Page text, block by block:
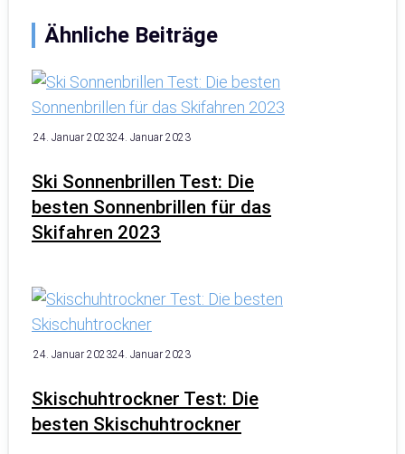
Ähnliche Beiträge
Ski Sonnenbrillen Test: Die
besten Sonnenbrillen für das
Skifahren 2023
24. Januar 202324. Januar 2023
Skischuhtrockner Test: Die
besten Skischuhtrockner
24. Januar 202324. Januar 2023